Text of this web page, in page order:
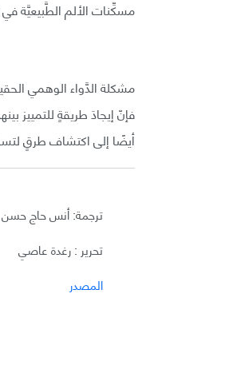
مسكِّنات الألم الطَّبيعيَّة
مشكلة الدَّواء الوهمي
فإنّ إيجادَ طريقةٍ للتمييز
أيضًا إلى اكتشاف طرقٍ
ترجمة: أنس حاج حسن
تحرير : رغدة عاصي
المصدر